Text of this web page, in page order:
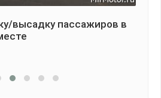
высадку пассажиров в